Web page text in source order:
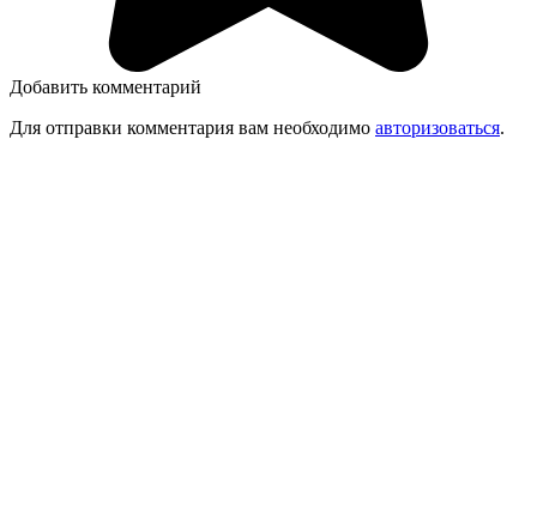
Добавить комментарий
Для отправки комментария вам необходимо авторизоваться.